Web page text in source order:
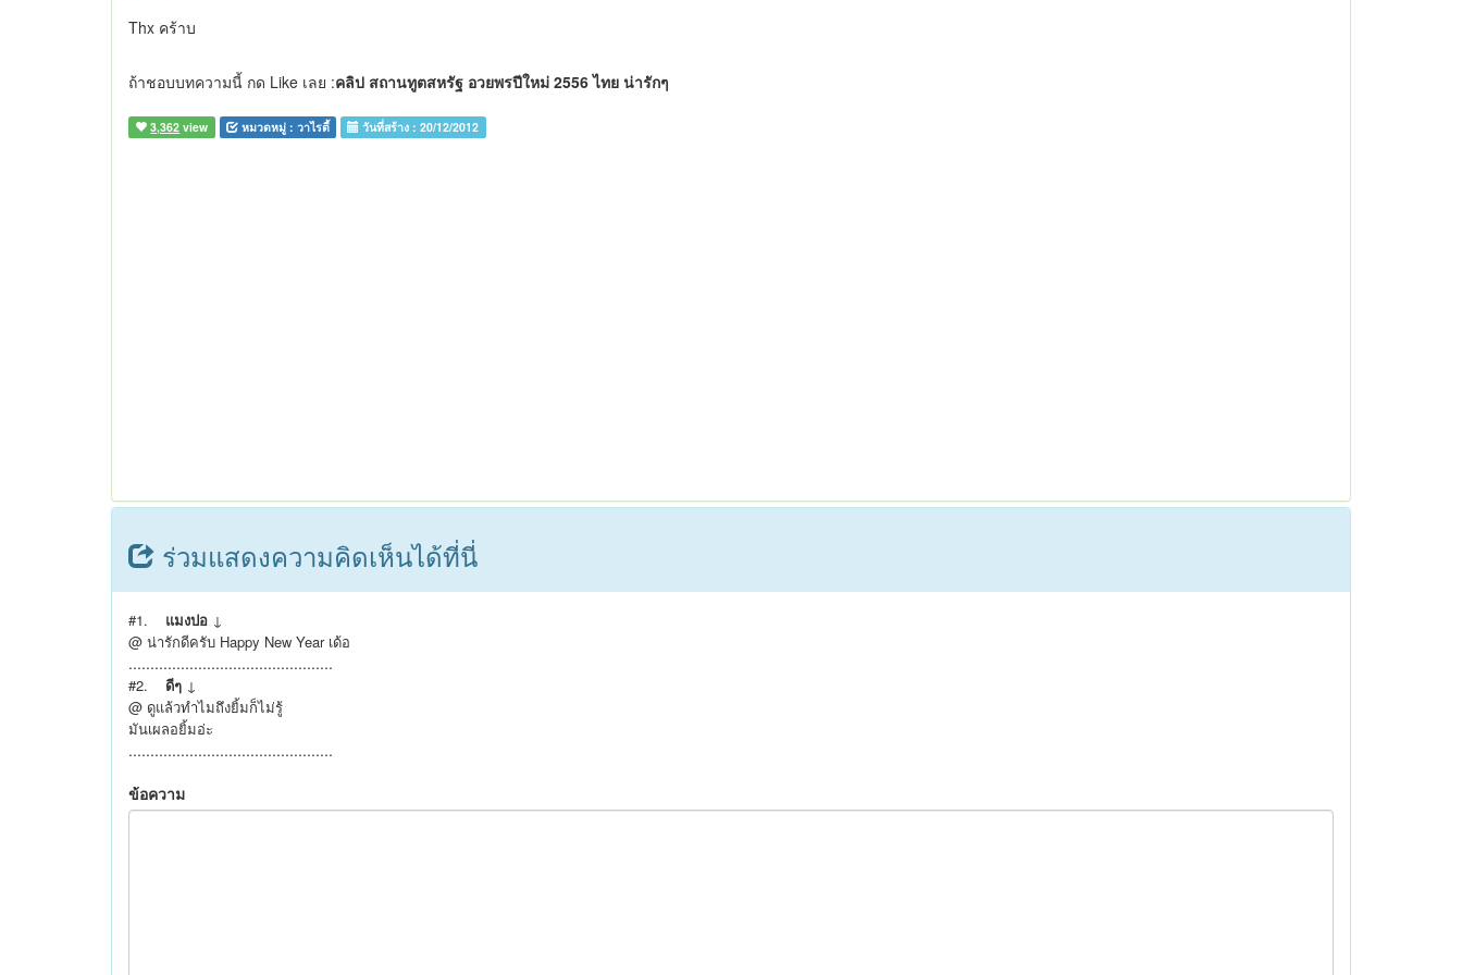
Thx คร้าบ
ถ้าชอบบทความนี้ กด Like เลย :คลิป สถานทูตสหรัฐ อวยพรปีใหม่ 2556 ไทย น่ารักๆ
3,362 view หมวดหมู่ : วาไรตี้ วันที่สร้าง :20/12/2012
ร่วมแสดงความคิดเห็นได้ที่นี่
#1. แมงปอ ↓
@ น่ารักดีครับ Happy New Year เด้อ
...............................................
#2. ดีๆ ↓
@ ดูแล้วทำไมถึงยิ้มก็ไม่รู้
มันเผลอยิ้มอ่ะ
...............................................
ข้อความ